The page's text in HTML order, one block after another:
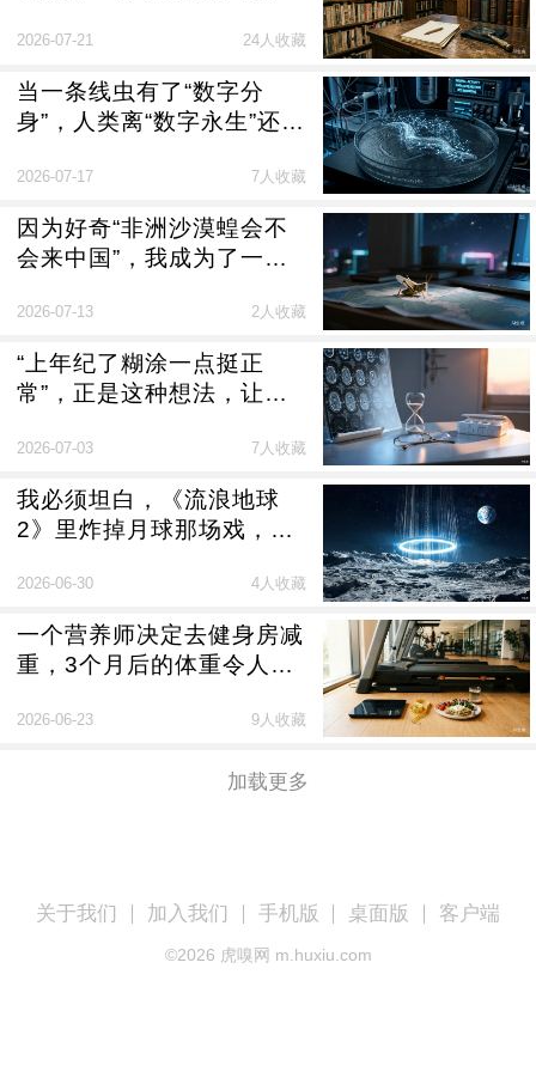
2026-07-21 24人收藏
当一条线虫有了“数字分
身”，人类离“数字永生”还有
2026-07-17 7人收藏
因为好奇“非洲沙漠蝗会不
会来中国”，我成为了一名
2026-07-13 2人收藏
“上年纪了糊涂一点挺正
常”，正是这种想法，让病
2026-07-03 7人收藏
我必须坦白，《流浪地球
2》里炸掉月球那场戏，是
2026-06-30 4人收藏
一个营养师决定去健身房减
重，3个月后的体重令人惊
2026-06-23 9人收藏
加载更多
关于我们 加入我们 手机版 桌面版 客户端
©2026 虎嗅网 m.huxiu.com